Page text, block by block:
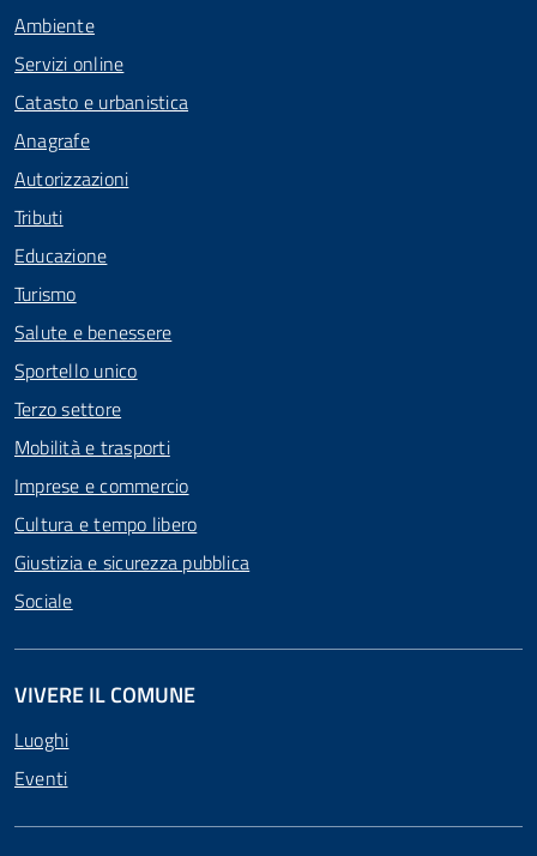
Ambiente
Servizi online
Catasto e urbanistica
Anagrafe
Autorizzazioni
Tributi
Educazione
Turismo
Salute e benessere
Sportello unico
Terzo settore
Mobilità e trasporti
Imprese e commercio
Cultura e tempo libero
Giustizia e sicurezza pubblica
Sociale
VIVERE IL COMUNE
Luoghi
Eventi